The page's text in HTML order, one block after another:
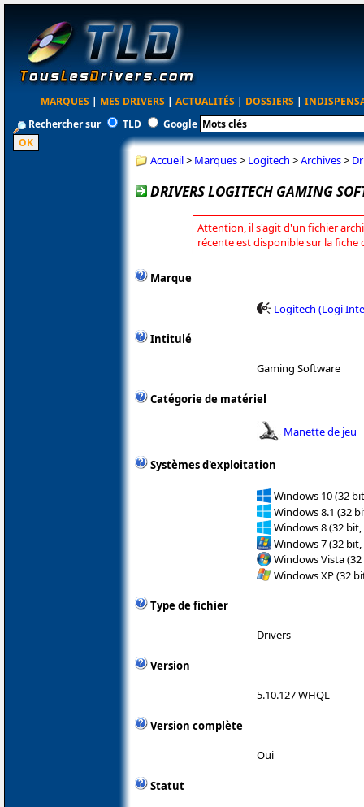
MARQUES | MES DRIVERS | ACTUALITÉS | DOSSIERS |
Rechercher sur
TLD Google
Accueil> Marques> Logitech >Archives>
DRIVERS LOGITECH GAMING
Attention, il s'agit d'un fichier
récente est disponible sur la fiche
Marque
Logitech (Logi
Intitulé
Gaming Software
Catégorie de matériel
Manette de jeu
Systèmes d'exploitation
Windows 10 (32
Windows 8.1 (32
Windows 8 (32 bit,
Windows 7 (32 bit,
Windows Vista
Windows XP (32
Type de fichier
Drivers
Version
5.10.127 WHQL
Version complète
Oui
Statut